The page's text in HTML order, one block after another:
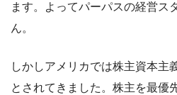
ます。よってパーパスの経営ス
ん。
しかしアメリカでは株主資本主
とされてきました。株主を最優